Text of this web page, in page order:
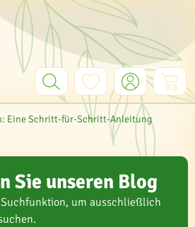
Eine Schritt-für-Schritt-Anleitung
Sie unseren Blog
Suchfunktion, um ausschließlich